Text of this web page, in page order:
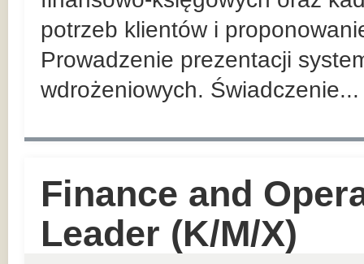
potrzeb klientów i
Prowadzenie prezentacji
wdrożeniowych. Świadczenie...
Finance and
Leader (K/M/X)